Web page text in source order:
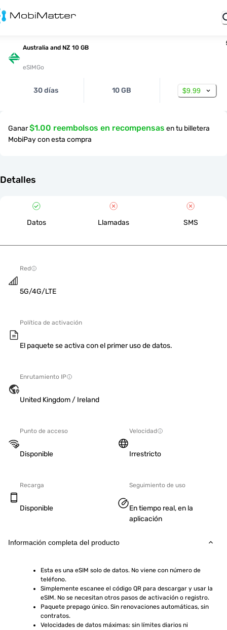
Australia and NZ 10 GB
eSIMGo
30 días 10 GB $9.99
Ganar$1.00 reembolsos en recompensas en tu billetera
MobiPay con esta compra
Detalles
Datos Llamadas SMS
Red
5G/4G/LTE
Política de activación
El paquete se activa con el primer uso de datos.
Enrutamiento IP
United Kingdom / Ireland
Punto de acceso
Disponible
Velocidad
Irrestricto
Recarga
Disponible
Seguimiento de uso
En tiempo real, en la
aplicación
Información completa del producto
Esta es una eSIM solo de datos. No viene con número de
teléfono.
Simplemente escanee el código QR para descargar y usar la
eSIM. No se necesitan otros pasos de activación o registro.
Paquete prepago único. Sin renovaciones automáticas, sin
contratos.
Velocidades de datos máximas: sin límites diarios ni